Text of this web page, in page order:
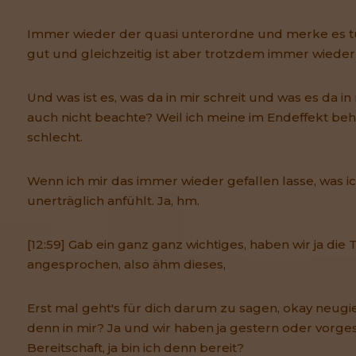
Immer wieder der quasi unterordne und merke es
gut und gleichzeitig ist aber trotzdem immer
Und was ist es, was da in mir schreit und was es da
auch nicht beachte? Weil ich meine im Endeffekt
schlecht.
Wenn ich mir das immer wieder gefallen lasse, was
unerträglich anfühlt. Ja, hm.
[12:59] Gab ein ganz ganz wichtiges, haben wir ja die
angesprochen, also ähm dieses,
Erst mal geht's für dich darum zu sagen, okay
denn in mir? Ja und wir haben ja gestern oder
Bereitschaft, ja bin ich denn bereit?